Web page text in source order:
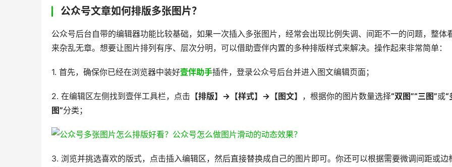
公众号文章如何排版多张图片？
公众号后台自带的编辑器功能比较基础，如果一次插入多张图片，经常会出现比例失调、间距不一的问题，整体
来杂乱无章。想要让图片排列有序、层次分明，可以借助壹伴内置的多种排版样式来解决。操作起来非常简单：
1. 首先，确保你已经在浏览器中装好壹伴助手插件，登录公众号后台并进入图文编辑页面；
2. 在编辑区左侧找到壹伴工具栏，点击 【排版】→【样式】→【图文】 ，根据你的图片数量选择“双图”“三图”或“
图”分类；
3. 浏览并挑选喜欢的版式，点击插入编辑区，然后直接替换成自己的图片即可。你还可以根据需要微调间距或边